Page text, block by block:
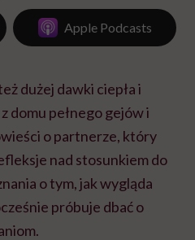
Apple Podcasts
dużej dawki ciepła i
domu pełnego gejów i
o partnerze, który
nad stosunkiem do
o tym, jak wygląda
próbuje dbać o